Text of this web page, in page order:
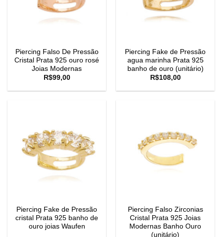
Piercing Falso De Pressão
Cristal Prata 925 ouro rosé
Joias Modernas
R$99,00
Piercing Fake de Pressão
agua marinha Prata 925
banho de ouro (unitário)
R$108,00
Piercing Fake de Pressão
cristal Prata 925 banho de
ouro joias Waufen
Piercing Falso Zirconias
Cristal Prata 925 Joias
Modernas Banho Ouro
(unitário)